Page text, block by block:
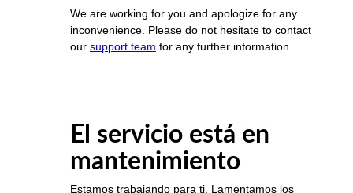
We are working for you and apologize for any
inconvenience. Please do not hesitate to contact
our support team for any further information
El servicio está en
mantenimiento
Estamos trabajando para ti. Lamentamos los